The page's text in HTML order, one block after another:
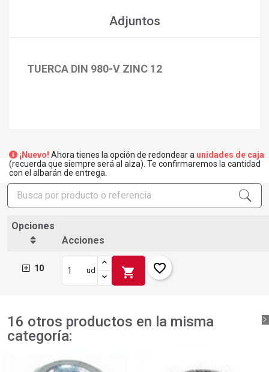
Añadir a la lista de deseos ×
Crear lista de deseos ×
Nombre de la lista de deseos
Cancelar
Iniciar sesión ×
Debe iniciar sesión para guardar productos en su lista de
Adjuntos
TUERCA DIN 980-V ZINC 12
¡Nuevo! Ahora tienes la opción de redondear a unidades de caja
(recuerda que siempre será al alza). Te confirmaremos la cantidad
con el albarán de entrega.
Opciones
Acciones
10 ud shopping_cart favorite_border
16 otros productos en la misma
categoría: